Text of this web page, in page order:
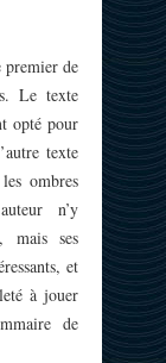
premier de
Le texte
opté pour
texte
ombres
n’y
mais ses
et
à jouer
de